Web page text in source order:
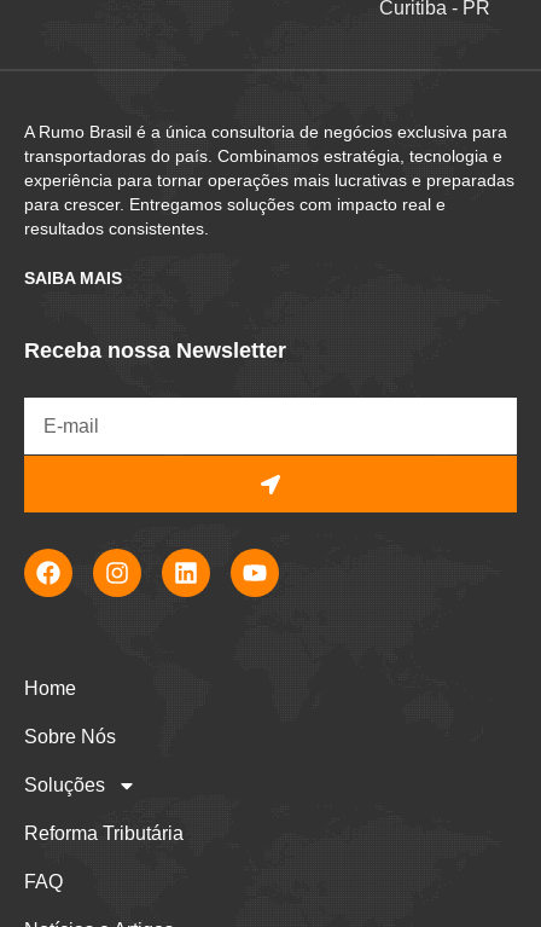
Curitiba - PR
A Rumo Brasil é a única consultoria de negócios exclusiva para
transportadoras do país. Combinamos estratégia, tecnologia e
experiência para tornar operações mais lucrativas e preparadas
para crescer. Entregamos soluções com impacto real e
resultados consistentes.
SAIBA MAIS
Receba nossa Newsletter
Home
Sobre Nós
Soluções
Reforma Tributária
FAQ